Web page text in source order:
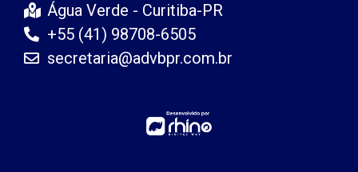
Água Verde - Curitiba-PR
+55 (41) 98708-6505
secretaria@advbpr.com.br